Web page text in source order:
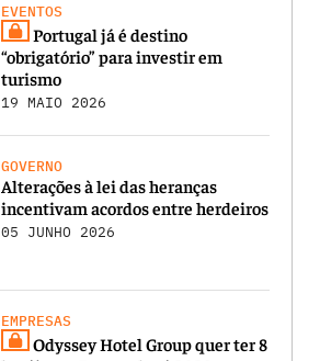
EVENTOS
Portugal já é destino
“obrigatório” para investir em
turismo
19 MAIO 2026
GOVERNO
Alterações à lei das heranças
incentivam acordos entre herdeiros
05 JUNHO 2026
EMPRESAS
Odyssey Hotel Group quer ter 8